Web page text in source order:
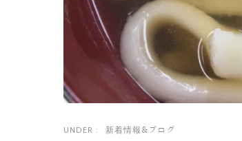
UNDER : 新着情報&ブログ